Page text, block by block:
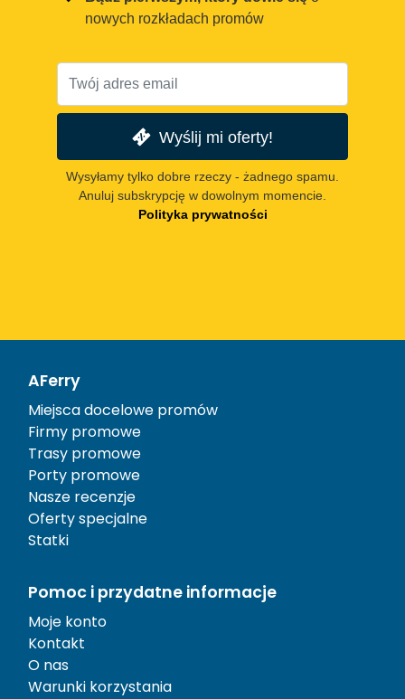
nowych rozkładach promów
Wyślij mi oferty!
Wysyłamy tylko dobre rzeczy - żadnego spamu.
Anuluj subskrypcję w dowolnym momencie.
Polityka prywatności
AFerry
Miejsca docelowe promów
Firmy promowe
Trasy promowe
Porty promowe
Nasze recenzje
Oferty specjalne
Statki
Pomoc i przydatne informacje
Moje konto
Kontakt
O nas
Warunki korzystania